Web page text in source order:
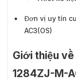
Đơn vị uy tín
AC3(OS)
Giới thiệu
1284ZJ-M-